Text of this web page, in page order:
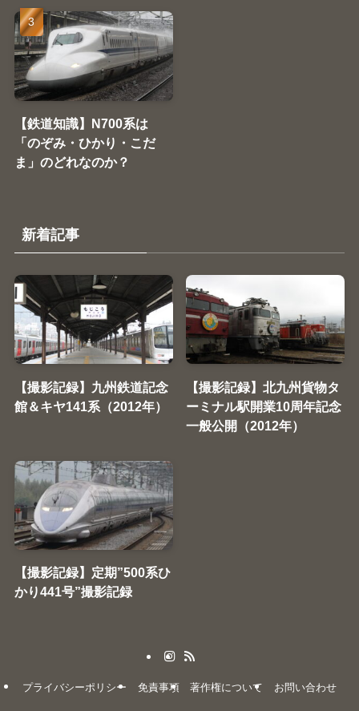
【鉄道知識】N700系は
「のぞみ・ひかり・こだ
ま」のどれなのか？
新着記事
【撮影記録】九州鉄道記念
館＆キヤ141系（2012年）
【撮影記録】北九州貨物タ
ーミナル駅開業10周年記念
一般公開（2012年）
【撮影記録】定期”500系ひ
かり441号”撮影記録
プライバシーポリシー 免責事項 著作権について お問い合わせ